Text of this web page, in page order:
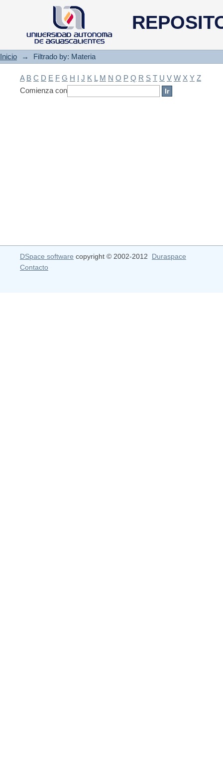
Filtrado by: Materia
Inicio → Filtrado by: Materia
A B C D E F G H I J K L M N O P Q R S T U V W X Y Z
Comienza con
DSpace software copyright © 2002-2012 Duraspace
Contacto